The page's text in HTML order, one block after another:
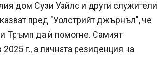
дом Сузи Уайлс и други служители
пред "Уолстрийт джърнъл", че
Тръмп да ѝ помогне. Самият
г., а личната резиденция на